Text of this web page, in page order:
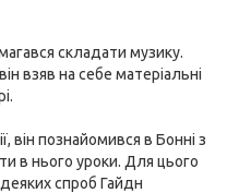
складати музику.
взяв на себе матеріальні
він познайомився в Бонні з
в нього уроки. Для цього
спроб Гайдн